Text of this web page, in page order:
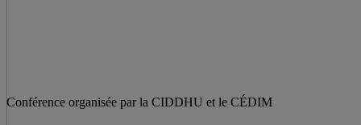
Conférence organisée par la CIDDHU et le CÉDIM